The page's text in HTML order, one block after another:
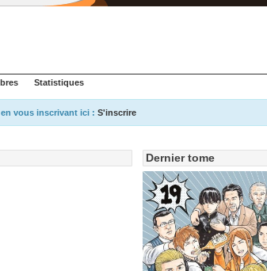
Statistiques
vous inscrivant ici : S'inscrire
Dernier tome